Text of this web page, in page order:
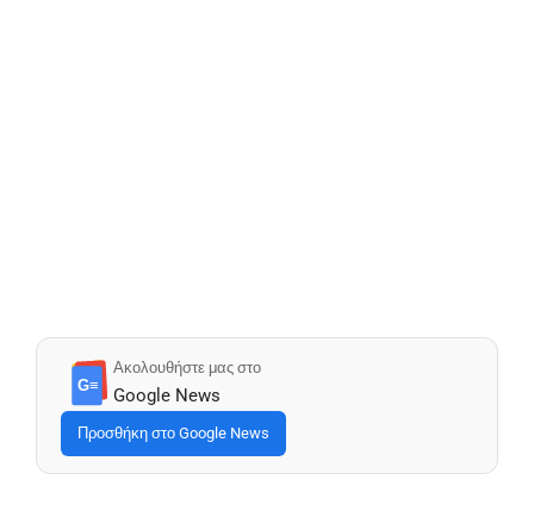
G≡
Ακολουθήστε μας στο
Google News
Προσθήκη στο Google News